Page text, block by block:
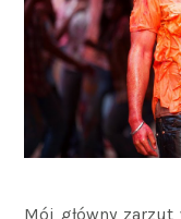
Mój główny